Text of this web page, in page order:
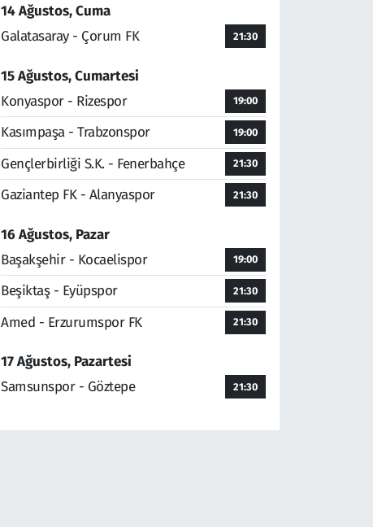
14 Ağustos, Cuma
Galatasaray - Çorum FK
21:30
15 Ağustos, Cumartesi
Konyaspor - Rizespor
19:00
Kasımpaşa - Trabzonspor 19:00
Gençlerbirliği S.K. - Fenerbahçe 21:30
Gaziantep FK - Alanyaspor 21:30
16 Ağustos, Pazar
Başakşehir - Kocaelispor
19:00
Beşiktaş - Eyüpspor 21:30
Amed - Erzurumspor FK 21:30
17 Ağustos, Pazartesi
Samsunspor - Göztepe
21:30